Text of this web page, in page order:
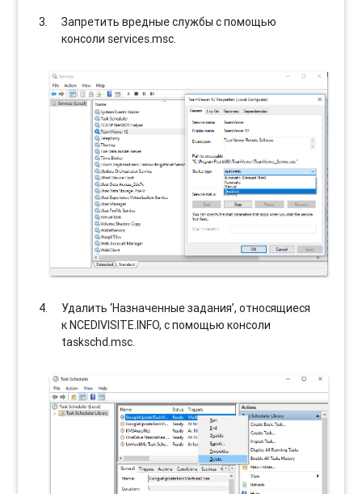
Запретить вредные службы с помощью
консоли services.msc.
Удалить ‘Назначенные задания’, относящиеся
к NCEDIVISITE.INFO, с помощью консоли
taskschd.msc.